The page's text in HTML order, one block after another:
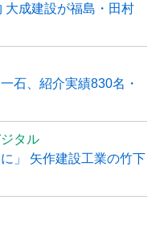
大成建設が福島・田村
石、紹介実績830名・
タル
」 矢作建設工業の竹下